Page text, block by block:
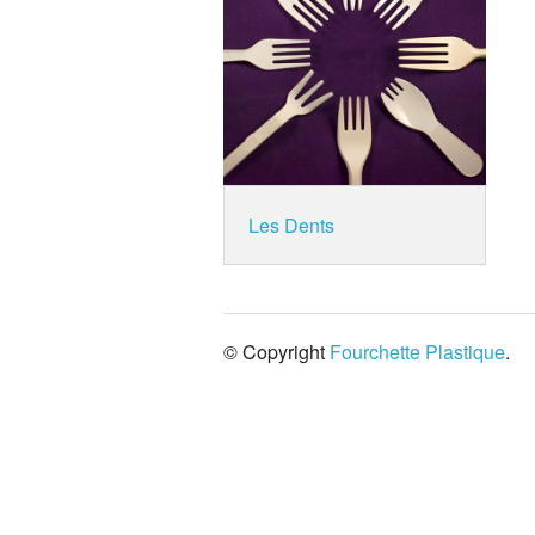
Les Dents
© Copyright Fourchette Plastique.